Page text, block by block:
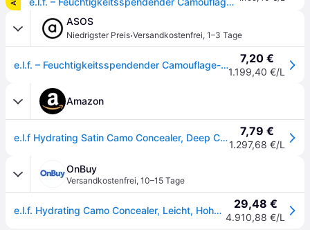
ASOS
Niedrigster Preis·Versandkostenfrei, 1–3 Tage
e.l.f. – Feuchtigkeitsspendender Camouflage-Concealer-Bunt 7,20 €
1.199,40 €/L
Amazon
e.l.f Hydrating Satin Camo Concealer, Deep Chestnut 7,79 €
1.297,68 €/L
OnBuy
Versandkostenfrei, 10–15 Tage
e.l.f. Hydrating Camo Concealer, Leicht, Hohe Deckkraft, Langanhaltend, Deep Chestnut 29,48 €
4.910,88 €/L